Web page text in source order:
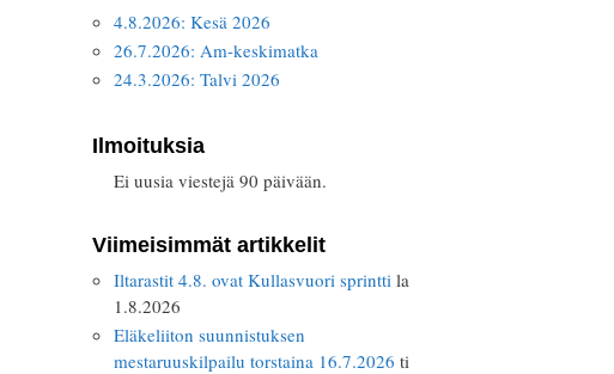
4.8.2026: Kesä 2026
26.7.2026: Am-keskimatka
24.3.2026: Talvi 2026
Ilmoituksia
Ei uusia viestejä 90 päivään.
Viimeisimmät artikkelit
Iltarastit 4.8. ovat Kullasvuori sprintti la
1.8.2026
Eläkeliiton suunnistuksen
mestaruuskilpailu torstaina 16.7.2026 ti